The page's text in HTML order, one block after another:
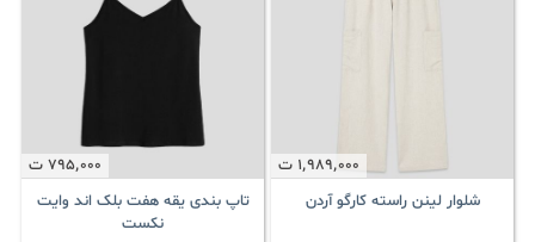
1٬989٬000 ت
شلوار لینن راسته کارگو آردن
795٬000 ت
تاپ بندی یقه هفت بلک اند وایت
نکست